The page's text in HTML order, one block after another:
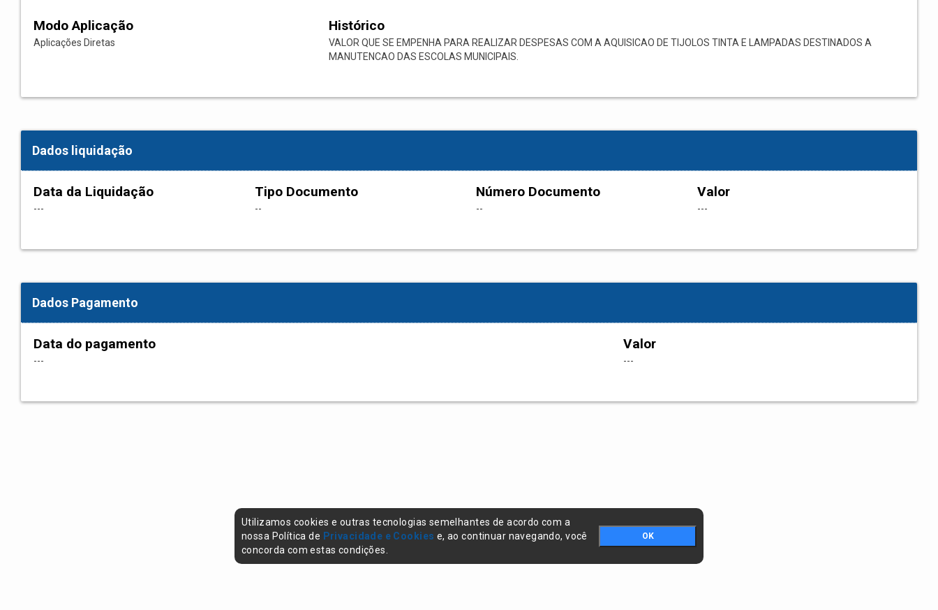
Modo Aplicação
Aplicações Diretas
Histórico
VALOR QUE SE EMPENHA PARA REALIZAR DESPESAS COM A AQUISICAO DE TIJOLOS TINTA E LAMPADAS DESTINADOS A
MANUTENCAO DAS ESCOLAS MUNICIPAIS.
Dados liquidação
Data da Liquidação
---
Tipo Documento
--
Número Documento
--
Valor
---
Dados Pagamento
Data do pagamento
---
Valor
---
Utilizamos cookies e outras tecnologias semelhantes de acordo com a
nossa Política de Privacidade e Cookies e, ao continuar navegando, você
concorda com estas condições.
OK